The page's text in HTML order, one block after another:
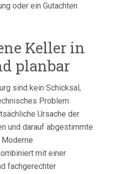
oder ein Gutachten
Keller in
planbar
sind kein Schicksal,
Problem.
Ursache der
und darauf abgestimmte
Moderne
mit einer
fachgerechter